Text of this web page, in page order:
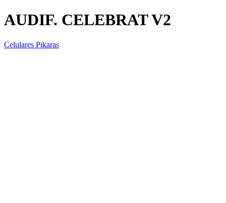
AUDIF. CELEBRAT V2
Celulares Pikaras